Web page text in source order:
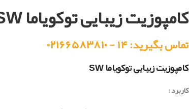
کامپوزیت زیبایی توکویاما SW
تماس بگیرید: ۱۴ - ۰۲۱۶۶۵۸۳۸۱۰
کامپوزیت زیبایی توکویاما SW
کاربرد :